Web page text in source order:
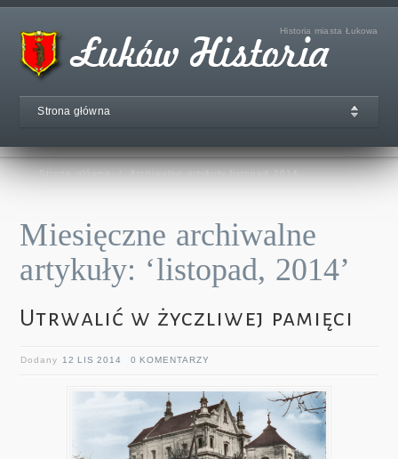
Historia miasta Łukowa
Strona główna
Strona główna Archiwalne artykuły listopad 2014
Miesięczne archiwalne
artykuły: ‘listopad, 2014’
Utrwalić w życzliwej pamięci
Dodany 12 LIS 2014 0 KOMENTARZY